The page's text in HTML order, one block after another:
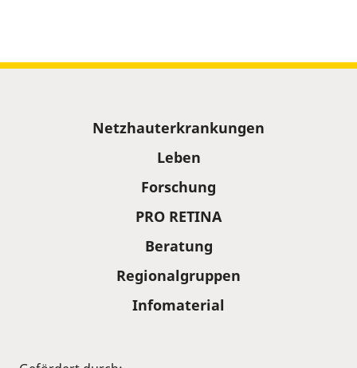
Netzhauterkrankungen
Leben
Forschung
PRO RETINA
Beratung
Regionalgruppen
Infomaterial